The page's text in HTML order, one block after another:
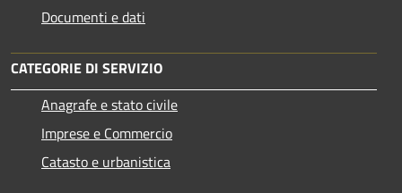
Documenti e dati
CATEGORIE DI SERVIZIO
Anagrafe e stato civile
Imprese e Commercio
Catasto e urbanistica